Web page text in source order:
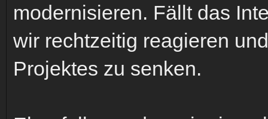
modernisieren. Fällt das
wir rechtzeitig reagieren
Projektes zu senken.